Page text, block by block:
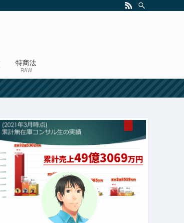
特商法
RAW